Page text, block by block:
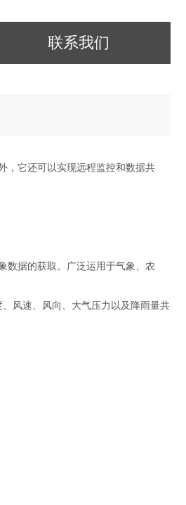
联系我们
，它还可以实现远程监控和数据共
数据的获取。广泛运用于气象、农
风速、风向、大气压力以及降雨量共